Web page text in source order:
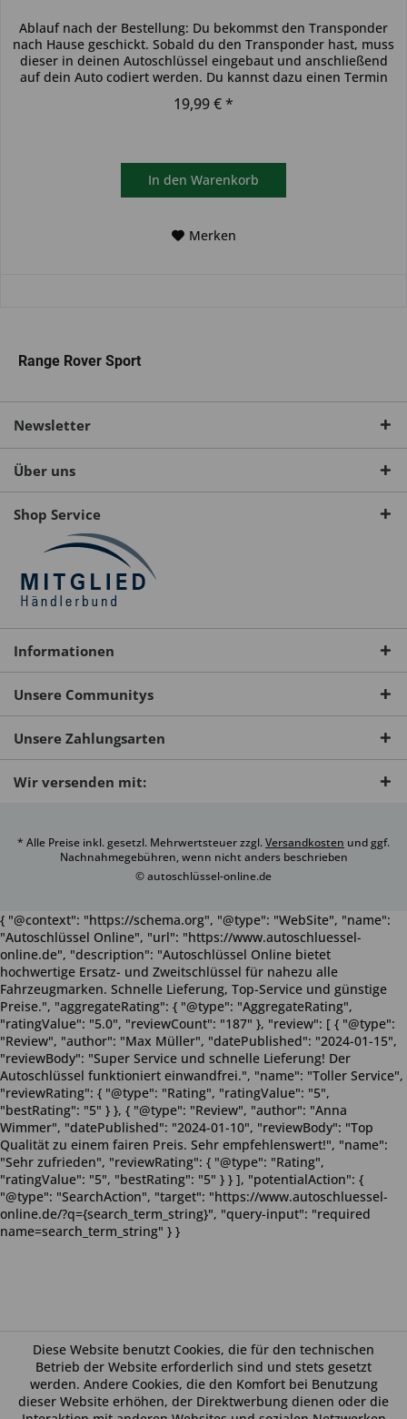
Ablauf nach der Bestellung: Du bekommst den Transponder
nach Hause geschickt. Sobald du den Transponder hast, muss
dieser in deinen Autoschlüssel eingebaut und anschließend
auf dein Auto codiert werden. Du kannst dazu einen Termin
19,99 € *
In den Warenkorb
Merken
Range Rover Sport
Newsletter
Über uns
Shop Service
Informationen
Unsere Communitys
Unsere Zahlungsarten
Wir versenden mit:
* Alle Preise inkl. gesetzl. Mehrwertsteuer zzgl.Versandkosten und ggf.
Nachnahmegebühren, wenn nicht anders beschrieben
© autoschlüssel-online.de
Diese Website benutzt Cookies, die für den technischen
Betrieb der Website erforderlich sind und stets gesetzt
werden. Andere Cookies, die den Komfort bei Benutzung
dieser Website erhöhen, der Direktwerbung dienen oder die
{ "@context": "https://schema.org", "@type": "WebSite", "name":
"Autoschlüssel Online", "url": "https://www.autoschluessel-
online.de", "description": "Autoschlüssel Online bietet
hochwertige Ersatz- und Zweitschlüssel für nahezu alle
Fahrzeugmarken. Schnelle Lieferung, Top-Service und günstige
Preise.", "aggregateRating": { "@type": "AggregateRating",
"ratingValue": "5.0", "reviewCount": "187" }, "review": [ { "@type":
"Review", "author": "Max Müller", "datePublished": "2024-01-15",
"reviewBody": "Super Service und schnelle Lieferung! Der
Autoschlüssel funktioniert einwandfrei.", "name": "Toller Service",
"reviewRating": { "@type": "Rating", "ratingValue": "5",
"bestRating": "5" } }, { "@type": "Review", "author": "Anna
Wimmer", "datePublished": "2024-01-10", "reviewBody": "Top
Qualität zu einem fairen Preis. Sehr empfehlenswert!", "name":
"Sehr zufrieden", "reviewRating": { "@type": "Rating",
"ratingValue": "5", "bestRating": "5" } } ], "potentialAction": {
"@type": "SearchAction", "target": "https://www.autoschluessel-
online.de/?q={search_term_string}", "query-input": "required
name=search_term_string" } }